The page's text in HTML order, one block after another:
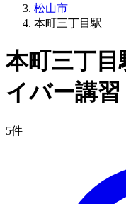
松山市
本町三丁目駅
本町三丁
イバー講習
5件